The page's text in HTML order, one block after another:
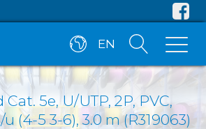
EN
5e, U/UTP, 2P, PVC,
(4-5 3-6), 3.0 m (R319063)